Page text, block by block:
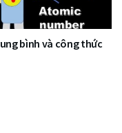
bình và công thức